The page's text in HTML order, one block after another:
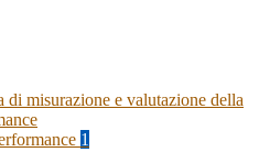
di misurazione e valutazione della
1